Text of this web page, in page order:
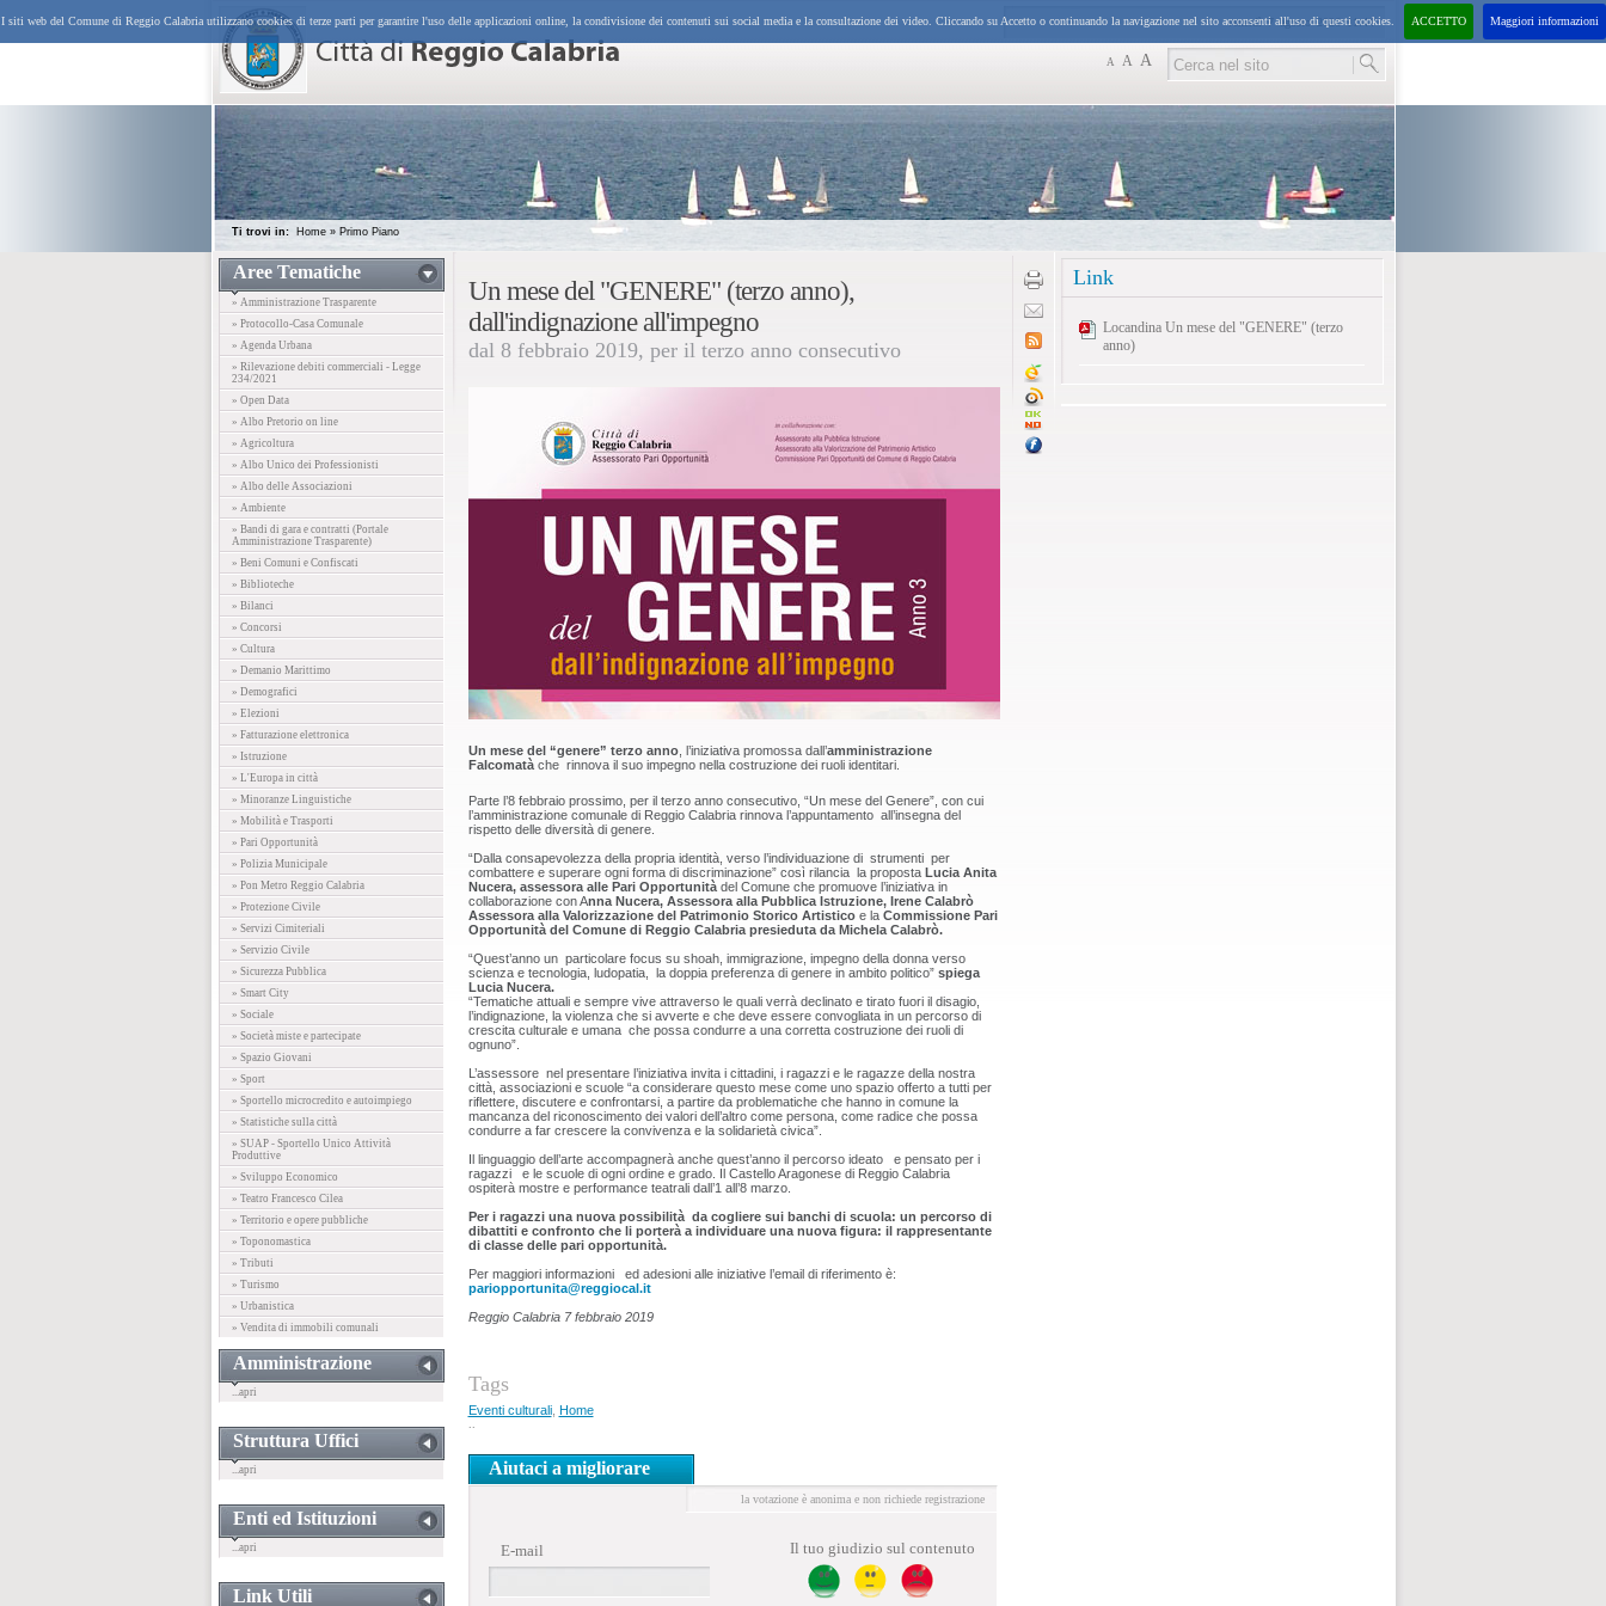
I siti web del Comune di Reggio Calabria utilizzano cookies di terze parti per garantire l'uso delle applicazioni online, la condivisione dei contenuti sui social media e la consultazione dei video. Cliccando su Accetto o continuando la navigazione nel sito acconsenti all'uso di questi cookies. ACCETTO Maggiori informazioni
venerdì 7 agosto 2026 11:44
A A A
Ti trovi in: Home » Primo Piano
Aree Tematiche
» Amministrazione Trasparente
» Protocollo-Casa Comunale
» Agenda Urbana
» Rilevazione debiti commerciali - Legge
234/2021
» Open Data
» Albo Pretorio on line
» Agricoltura
» Albo Unico dei Professionisti
» Albo delle Associazioni
» Ambiente
» Bandi di gara e contratti (Portale
Amministrazione Trasparente)
» Beni Comuni e Confiscati
» Biblioteche
» Bilanci
» Concorsi
» Cultura
» Demanio Marittimo
» Demografici
» Elezioni
» Fatturazione elettronica
» Istruzione
» L'Europa in città
» Minoranze Linguistiche
» Mobilità e Trasporti
» Pari Opportunità
» Polizia Municipale
» Pon Metro Reggio Calabria
» Protezione Civile
» Servizi Cimiteriali
» Servizio Civile
» Sicurezza Pubblica
» Smart City
» Sociale
» Società miste e partecipate
» Spazio Giovani
» Sport
» Sportello microcredito e autoimpiego
» Statistiche sulla città
» SUAP - Sportello Unico Attività
Produttive
» Sviluppo Economico
» Teatro Francesco Cilea
» Territorio e opere pubbliche
» Toponomastica
» Tributi
» Turismo
» Urbanistica
» Vendita di immobili comunali
Amministrazione
...apri
Struttura Uffici
...apri
Enti ed Istituzioni
...apri
Link Utili
Un mese del "GENERE" (terzo anno),
dall'indignazione all'impegno
dal 8 febbraio 2019, per il terzo anno consecutivo
Un mese del “genere” terzo anno, l’iniziativa promossa dall’amministrazione
Falcomatàche rinnova il suo impegno nella costruzione dei ruoli identitari.
Parte l’8 febbraio prossimo, per il terzo anno consecutivo, “Un mese del Genere”, con cui
l’amministrazione comunale di Reggio Calabria rinnova l’appuntamento all’insegna del
rispetto delle diversità di genere.
“Dalla consapevolezza della propria identità, verso l’individuazione di strumenti per
combattere e superare ogni forma di discriminazione” così rilancia la proposta Lucia Anita
Nucera, assessora alle Pari Opportunità del Comune che promuove l’iniziativa in
collaborazione con Anna Nucera, Assessora alla Pubblica Istruzione, Irene Calabrò
Assessora alla Valorizzazione del Patrimonio Storico Artisticoe la Commissione Pari
Opportunità del Comune di Reggio Calabria presieduta da Michela Calabrò.
“Quest’anno un particolare focus su shoah, immigrazione, impegno della donna verso
scienza e tecnologia, ludopatia, la doppia preferenza di genere in ambito politico” spiega
Lucia Nucera.
“Tematiche attuali e sempre vive attraverso le quali verrà declinato e tirato fuori il disagio,
l’indignazione, la violenza che si avverte e che deve essere convogliata in un percorso di
crescita culturale e umana che possa condurre a una corretta costruzione dei ruoli di
ognuno”.
L’assessore nel presentare l’iniziativa invita i cittadini, i ragazzi e le ragazze della nostra
città, associazioni e scuole “a considerare questo mese come uno spazio offerto a tutti per
riflettere, discutere e confrontarsi, a partire da problematiche che hanno in comune la
mancanza del riconoscimento dei valori dell’altro come persona, come radice che possa
condurre a far crescere la convivenza e la solidarietà civica”.
Il linguaggio dell’arte accompagnerà anche quest’anno il percorso ideato e pensato per i
ragazzi e le scuole di ogni ordine e grado. Il Castello Aragonese di Reggio Calabria
ospiterà mostre e performance teatrali dall’1 all’8 marzo.
Per i ragazzi una nuova possibilità da cogliere sui banchi di scuola: un percorso di
dibattiti e confronto che li porterà a individuare una nuova figura: il rappresentante
di classe delle pari opportunità.
Per maggiori informazioni ed adesioni alle iniziative l’email di riferimento è:
pariopportunita@reggiocal.it
Reggio Calabria 7 febbraio 2019
Tags
Eventi culturali, Home
Aiutaci a migliorare
la votazione è anonima e non richiede registrazione
E-mail Il tuo giudizio sul contenuto
Link
Locandina Un mese del "GENERE" (terzo
anno)